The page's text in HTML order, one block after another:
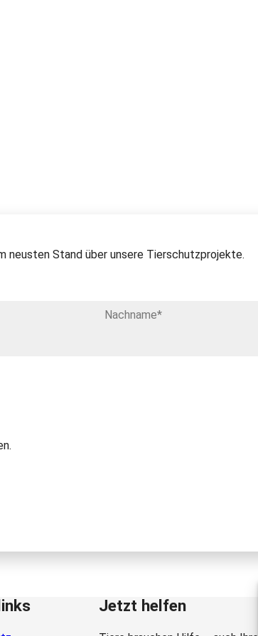
neusten Stand über unsere Tierschutzprojekte.
Jetzt helfen